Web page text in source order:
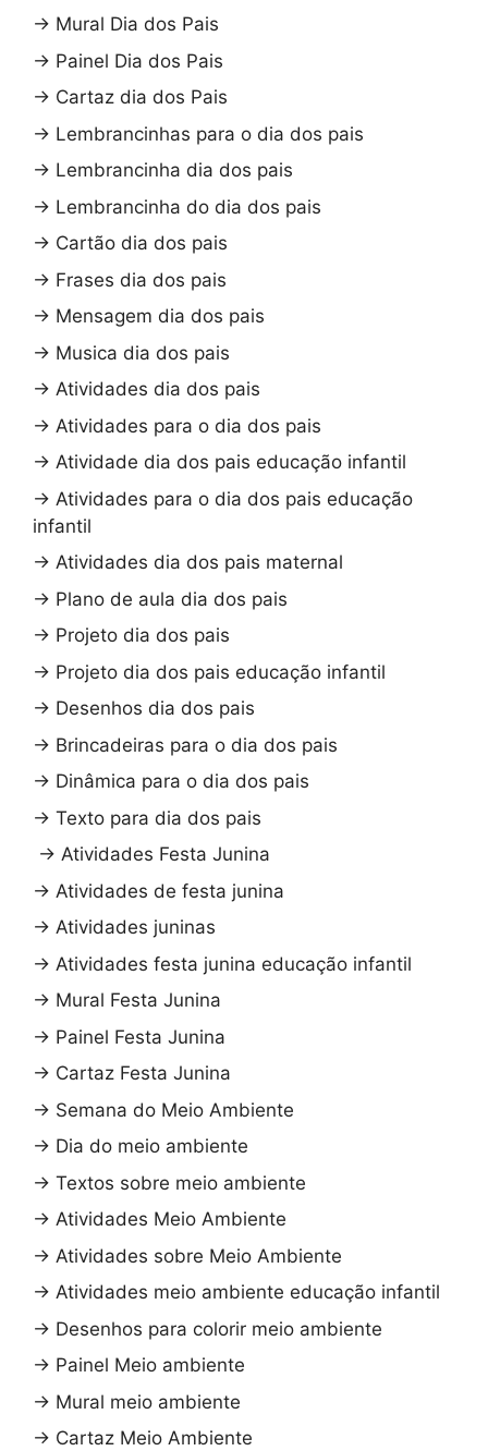
→ Mural Dia dos Pais
→ Painel Dia dos Pais
→ Cartaz dia dos Pais
→ Lembrancinhas para o dia dos pais
→ Lembrancinha dia dos pais
→ Lembrancinha do dia dos pais
→ Cartão dia dos pais
→ Frases dia dos pais
→ Mensagem dia dos pais
→ Musica dia dos pais
→ Atividades dia dos pais
→ Atividades para o dia dos pais
→ Atividade dia dos pais educação infantil
→ Atividades para o dia dos pais educação
infantil
→ Atividades dia dos pais maternal
→ Plano de aula dia dos pais
→ Projeto dia dos pais
→ Projeto dia dos pais educação infantil
→ Desenhos dia dos pais
→ Brincadeiras para o dia dos pais
→ Dinâmica para o dia dos pais
→ Texto para dia dos pais
→ Atividades Festa Junina
→ Atividades de festa junina
→ Atividades juninas
→ Atividades festa junina educação infantil
→ Mural Festa Junina
→ Painel Festa Junina
→ Cartaz Festa Junina
→ Semana do Meio Ambiente
→ Dia do meio ambiente
→ Textos sobre meio ambiente
→ Atividades Meio Ambiente
→ Atividades sobre Meio Ambiente
→ Atividades meio ambiente educação infantil
→ Desenhos para colorir meio ambiente
→ Painel Meio ambiente
→ Mural meio ambiente
→ Cartaz Meio Ambiente